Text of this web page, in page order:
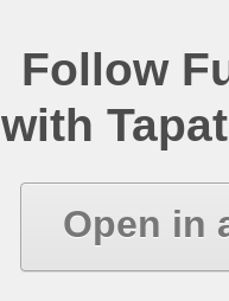
Follow
with
Open in